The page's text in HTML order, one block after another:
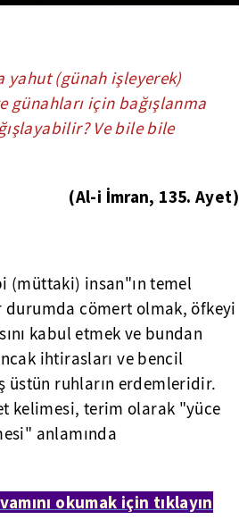
yahut (günah işleyerek)
için bağışlanma
Ve bile bile
(Al-i İmran, 135. Ayet)
(müttaki) insan"ın temel
durumda cömert olmak, öfkeyi
kabul etmek ve bundan
ihtirasları ve bencil
üstün ruhların erdemleridir.
kelimesi, terim olarak "yüce
anlamında
okumak için tıklayın